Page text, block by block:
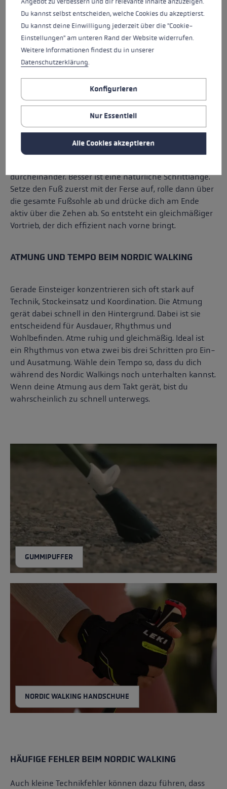
linker Arm und rechtes Bein bewegen sich
gemeinsam nach vorne
die Arme schwingen aktiv nach vorne und hinten
die Schritte bleiben natürlich und nicht zu groß
Bewegung sollte dynamisch, aber entspannt bleiben.
DIE RICHTIGE SCHRITTLÄNGE
Ein häufiger Fehler beimNordic Walking
großer Schritt. Das wirkt zwar sportlich, kostet aber
durcheinander. Besser ist eine natürliche Schrittlänge.
Setze den Fuß zuerst mit der Ferse auf, rolle dann über
die gesamte Fußsohle ab und drücke dich am Ende
aktiv über die Zehen ab. So entsteht ein gleichmäßiger
Vortrieb, der dich effizient nach vorne bringt.
ATMUNG UND TEMPO BEIM NORDIC WALKING
Gerade Einsteiger konzentrieren sich oft stark auf
Technik, Stockeinsatz und Koordination. Die Atmung
gerät dabei schnell in den Hintergrund. Dabei ist sie
entscheidend für Ausdauer, Rhythmus und
Wohlbefinden. Atme ruhig und gleichmäßig. Ideal ist
ein Rhythmus von etwa zwei bis drei Schritten pro Ein-
und Ausatmung. Wähle dein Tempo so, dass du dich
während des Nordic Walkings noch unterhalten kannst.
Wenn deine Atmung aus dem Takt gerät, bist du
wahrscheinlich zu schnell unterwegs.
GUMMIPUFFER
NORDIC WALKING HANDSCHUHE
HÄUFIGE FEHLER BEIM NORDIC WALKING
Auch kleine Technikfehler können dazu führen, dass
Du kannst selbst entscheiden, welche Cookies du akzeptierst.
Du kannst deine Einwilligung jederzeit über die "Cookie-
Einstellungen" am unteren Rand der Website widerrufen.
Weitere Informationen findest du in unserer
Datenschutzerklärung.
Konfigurieren
Nur Essentiell
Alle Cookies akzeptieren